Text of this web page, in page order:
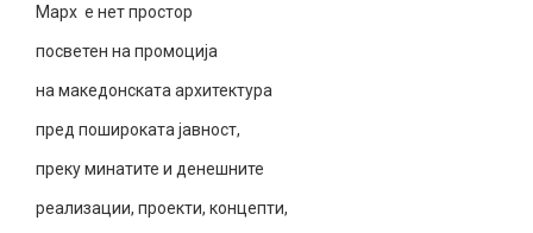
Марх е нет простор
посветен на промоција
на македонската архитектура
пред пошироката јавност,
преку минатите и денешните
реализации, проекти, концепти,